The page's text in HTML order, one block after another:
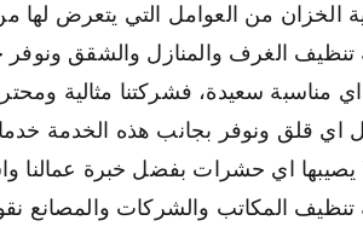
الخزان من العوامل التي يتعرض
الغرف والمنازل والشقق ونوفر
مناسبة سعيدة، فشركتنا مثالية
اي قلق ونوفر بجانب هذه الخدمة
يصيبها اي حشرات بفضل خبرة عمالنا
المكاتب والشركات والمصانع